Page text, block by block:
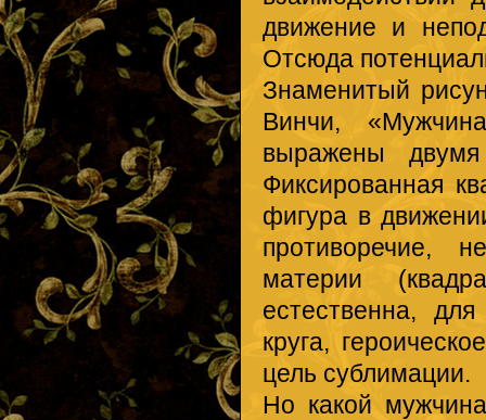
движение и
Отсюда
Знаменитый
Винчи,
выражены
Фиксированная
фигура в
противоречие,
материи
естественна,
круга,
цель сублимации.
Но какой